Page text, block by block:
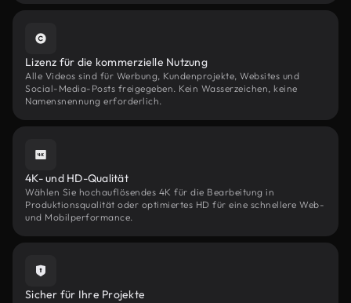
Lizenz für die kommerzielle Nutzung
Alle Videos sind für Werbung, Kundenprojekte, Websites und
Social-Media-Posts freigegeben. Kein Wasserzeichen, keine
Namensnennung erforderlich.
4K- und HD-Qualität
Wählen Sie hochauflösendes 4K für die Bearbeitung in
Produktionsqualität oder optimiertes HD für eine schnellere Web-
und Mobilperformance.
Sicher für Ihre Projekte